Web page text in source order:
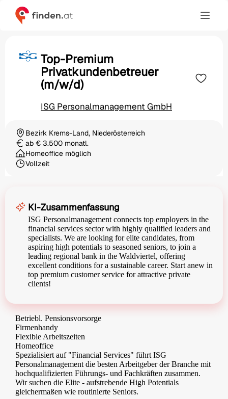
Top-Premium
Privatkundenbetreuer
(m/w/d)
ISG Personalmanagement GmbH
Ortschaft
Bezirk Krems-Land, Niederösterreich
Gehaltab € 3.500 monatl.
Homeoffice möglich
Beschäftigungsart
Vollzeit
KI-Zusammenfassung
ISG Personalmanagement connects top employers in the
financial services sector with highly qualified leaders and
specialists. We are looking for elite candidates, from
aspiring high potentials to seasoned seniors, to join a
leading regional bank in the Waldviertel, offering
excellent conditions for a sustainable career. Start anew in
top premium customer service for attractive private
clients!
Betriebl. Pensionsvorsorge
Firmenhandy
Flexible Arbeitszeiten
Homeoffice
Spezialisiert auf "Financial Services" führt ISG
Personalmanagement die besten Arbeitgeber der Branche mit
hochqualifizierten Führungs- und Fachkräften zusammen.
Wir suchen die Elite - aufstrebende High Potentials
gleichermaßen wie routinierte Seniors.